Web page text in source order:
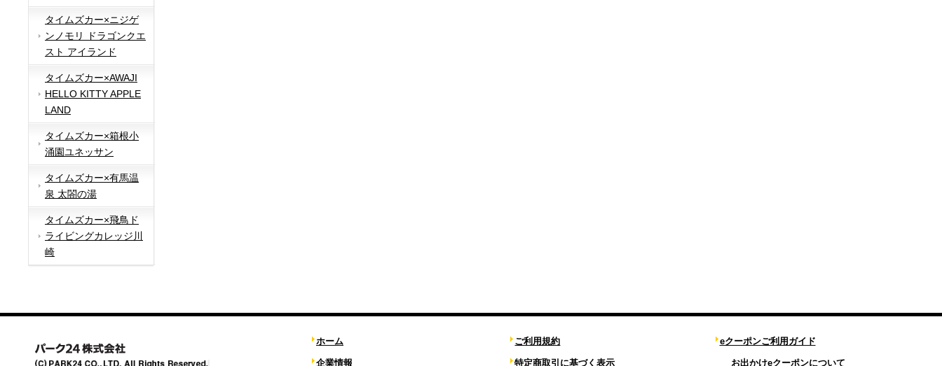
タイムズカー×ニジゲ
ンノモリ ドラゴンクエ
スト アイランド
タイムズカー×AWAJI
HELLO KITTY APPLE
LAND
タイムズカー×箱根小
涌園ユネッサン
タイムズカー×有馬温
泉 太閤の湯
タイムズカー×飛鳥ド
ライビングカレッジ川
崎
ホーム
企業情報
ご利用規約
特定商取引に基づく表示
eクーポンご利用ガイド
お出かけeクーポンについて